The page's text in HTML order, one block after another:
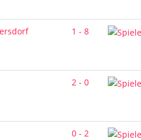
1 - 8
2 - 0
0 - 2